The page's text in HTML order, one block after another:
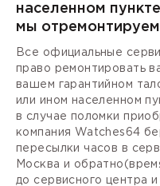
населенном
мы
Все официальные
право ремонтировать
вашем гарантийном
или ином населенном
в случае поломки
компания Watches64
пересылки часов в
Москва и
до сервисного центра